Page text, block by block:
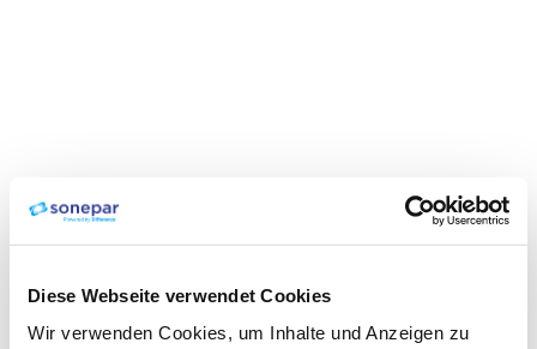
Diese Webseite verwendet Cookies
Wir verwenden Cookies, um Inhalte und Anzeigen zu